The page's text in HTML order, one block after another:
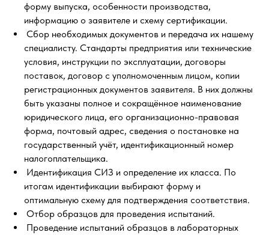
форму выпуска, особенности производства,
информацию о заявителе и схему сертификации.
Сбор необходимых документов и передача их нашему
специалисту. Стандарты предприятия или технические
условия, инструкции по эксплуатации, договоры
поставок, договор с уполномоченным лицом, копии
регистрационных документов заявителя. В них должны
быть указаны полное и сокращённое наименование
юридического лица, его организационно-правовая
форма, почтовый адрес, сведения о постановке на
государственный учёт, идентификационный номер
налогоплательщика.
Идентификация СИЗ и определение их класса. По
итогам идентификации выбирают форму и
оптимальную схему для подтверждения соответствия.
Отбор образцов для проведения испытаний.
Проведение испытаний образцов в лабораторных